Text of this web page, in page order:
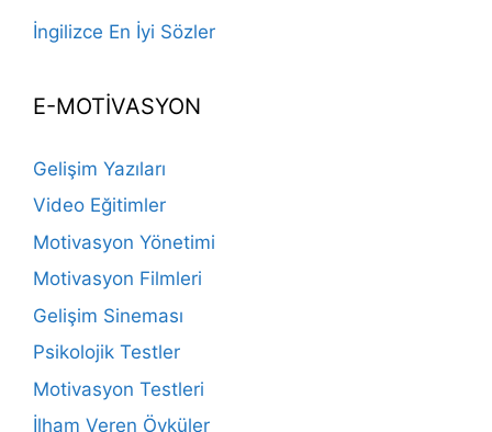
İngilizce En İyi Sözler
E-MOTİVASYON
Gelişim Yazıları
Video Eğitimler
Motivasyon Yönetimi
Motivasyon Filmleri
Gelişim Sineması
Psikolojik Testler
Motivasyon Testleri
İlham Veren Öyküler